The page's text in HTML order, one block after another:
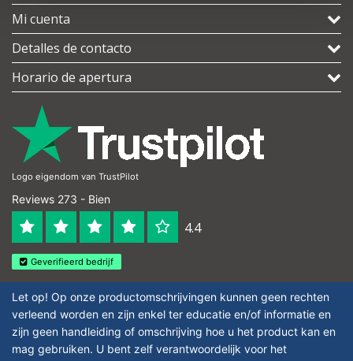
Mi cuenta
Detalles de contacto
Horario de apertura
Logo eigendom van TrustPilot
Reviews 273 - Bien
4.4
Geverifieerd bedrijf
Let op! Op onze productomschrijvingen kunnen geen rechten
verleend worden en zijn enkel ter educatie en/of informatie en
zijn geen handleiding of omschrijving hoe u het product kan en
mag gebruiken. U bent zelf verantwoordelijk voor het